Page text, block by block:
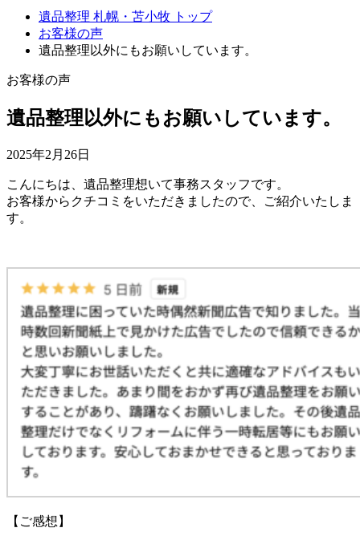
遺品整理 札幌・苫小牧 トップ
お客様の声
遺品整理以外にもお願いしています。
お客様の声
遺品整理以外にもお願いしています。
2025年2月26日
こんにちは、遺品整理想いて事務スタッフです。
お客様からクチコミをいただきましたので、ご紹介いたしま
す。
【ご感想】